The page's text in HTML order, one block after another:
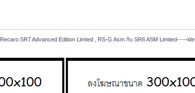
Recaro SR7 Advanced Edition Limted , RS-G Asm กับ SR6 ASM Limited-----